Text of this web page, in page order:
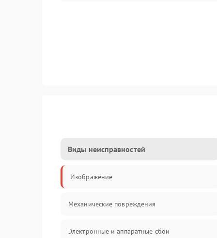
Виды неисправностей
Изображение
Механические повреждения
Электронные и аппаратные сбои